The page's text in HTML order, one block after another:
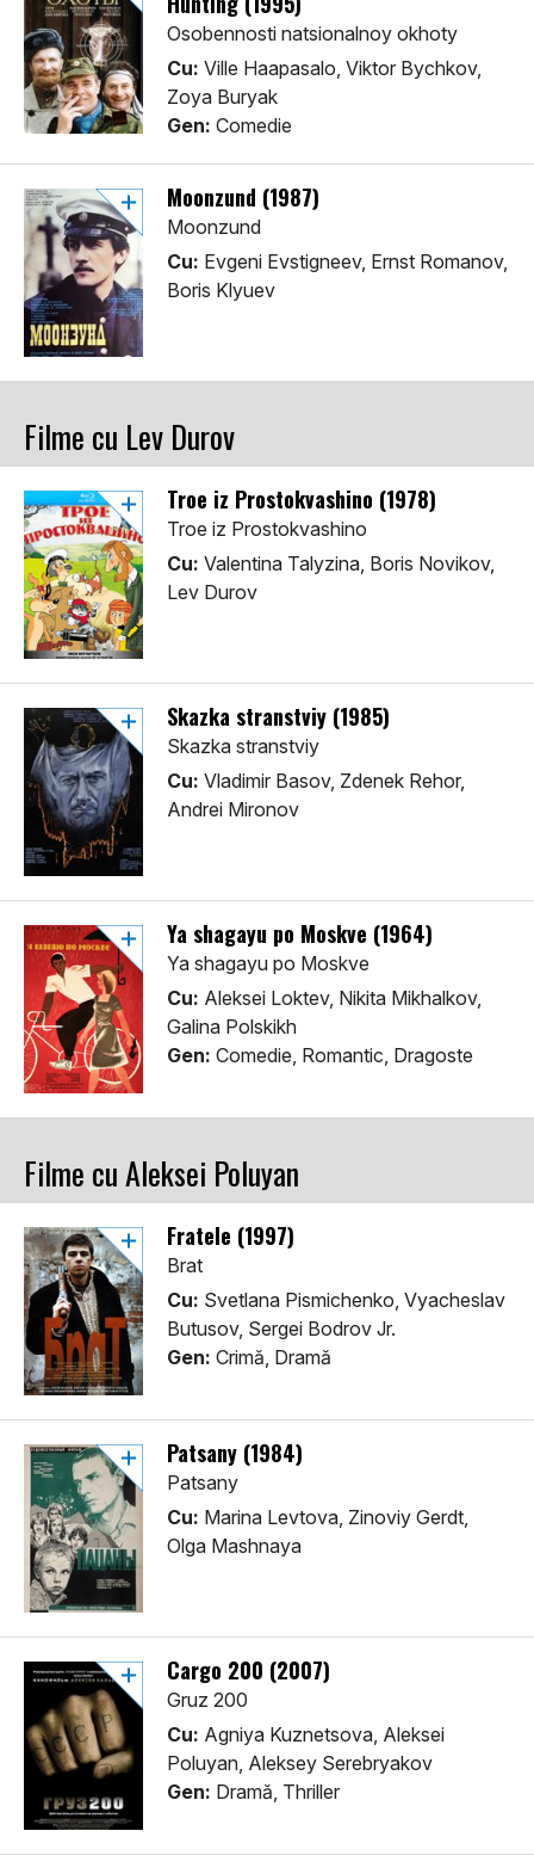
Osobennosti natsionalnoy okhoty
Cu: Ville Haapasalo, Viktor Bychkov,
Zoya Buryak
Gen: Comedie
Moonzund (1987)
Moonzund
Cu: Evgeni Evstigneev, Ernst Romanov,
Boris Klyuev
Filme cu Lev Durov
Troe iz Prostokvashino (1978)
Troe iz Prostokvashino
Cu: Valentina Talyzina, Boris Novikov,
Lev Durov
Skazka stranstviy (1985)
Skazka stranstviy
Cu: Vladimir Basov, Zdenek Rehor,
Andrei Mironov
Ya shagayu po Moskve (1964)
Ya shagayu po Moskve
Cu: Aleksei Loktev, Nikita Mikhalkov,
Galina Polskikh
Gen: Comedie, Romantic, Dragoste
Filme cu Aleksei Poluyan
Fratele (1997)
Brat
Cu: Svetlana Pismichenko, Vyacheslav
Butusov, Sergei Bodrov Jr.
Gen: Crimă, Dramă
Patsany (1984)
Patsany
Cu: Marina Levtova, Zinoviy Gerdt,
Olga Mashnaya
Cargo 200 (2007)
Gruz 200
Cu: Agniya Kuznetsova, Aleksei
Poluyan, Aleksey Serebryakov
Gen: Dramă, Thriller